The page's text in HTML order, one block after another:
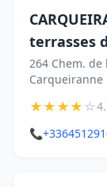
terrasses
264 Chem. de
Carqueiranne
★★★★☆
📞